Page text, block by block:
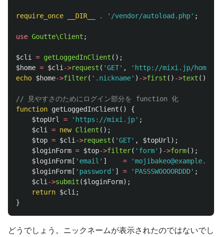
require_once __DIR__ . '/vendor/autoload.php' ;
use Goutte\Client ;
$cli = getLoggedInClient ();
$home = $cli->request ( 'GET' ,
'http://mixi.jp/
echo $home->filter( '.nickname' ) ->first () ->text ();
// 見やすさのためにログイン部分を function 化
function getLoggedInClient ()
{
$topUrl = 'https://mixi.jp' ;
$cli = new Client ();
$top = $cli->request ( 'GET' , $topUrl);
$loginForm = $top->filter( 'form' ) ->form();
$loginForm [ 'email' ] =
'mojibakeo@example.com'
$loginForm [ 'password' ] = 'PASSSWOOOORDDD' ;
$cli->submit ($loginForm);
return $cli;
}
どうでしょう。ニックネームが表示されたのではないでし